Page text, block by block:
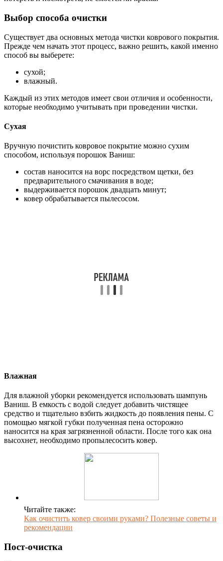
Выбор способа очистки
Существует два основных метода чистки коврового покрытия.
Прежде чем начать этот процесс, важно решить, какой именно
способ вы выберете:
сухой;
влажный.
Каждый из этих методов имеет свои отличия и особенности,
которые необходимо учитывать при проведении чистки.
Сухая
Вручную почистить ковровое покрытие можно сухим
способом, используя порошок Ваниш:
состав наносится на ворс посредством щетки, без
предварительного смачивания в воде;
выдерживается порошок двадцать минут;
ковер обрабатывается пылесосом.
Влажная
Для влажной уборки рекомендуется использовать шампунь
Ваниш. В емкость с водой следует добавить чистящее
средство и тщательно взбить жидкость до появления пены. С
помощью мягкой губки полученная пена осторожно
наносится на края загрязненной области. После того как она
высохнет, необходимо пропылесосить ковер.
Читайте также:
Как очистить ковер своими руками? Полезные советы и
рекомендации
Пост-очистка